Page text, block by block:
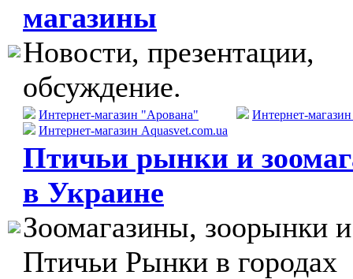
магазины
Новости, презентации,
обсуждение.
Интернет-магазин "Арована"
Интернет-магазин Aquasvet.com.ua
Интернет-
Птичьи рынки и
в Украине
Зоомагазины, зоорынки и
Птичьи Рынки в городах